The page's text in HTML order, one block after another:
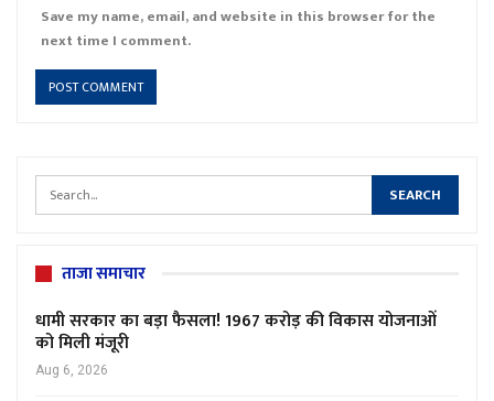
Save my name, email, and website in this browser for the
next time I comment.
ताजा समाचार
धामी सरकार का बड़ा फैसला! 1967 करोड़ की विकास योजनाओं
को मिली मंजूरी
Aug 6, 2026